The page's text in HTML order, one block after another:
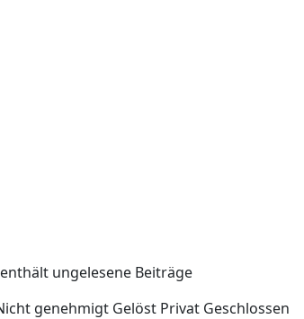
ungelesene Beiträge
genehmigt Gelöst Privat Geschlossen